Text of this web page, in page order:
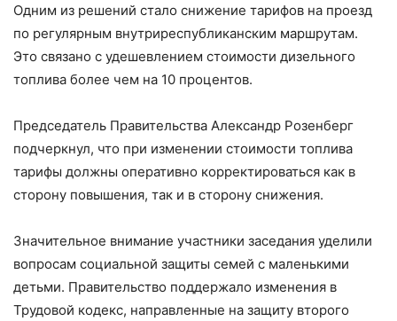
Одним из решений стало снижение тарифов на проезд
по регулярным внутриреспубликанским маршрутам.
Это связано с удешевлением стоимости дизельного
топлива более чем на 10 процентов.
Председатель Правительства Александр Розенберг
подчеркнул, что при изменении стоимости топлива
тарифы должны оперативно корректироваться как в
сторону повышения, так и в сторону снижения.
Значительное внимание участники заседания уделили
вопросам социальной защиты семей с маленькими
детьми. Правительство поддержало изменения в
Трудовой кодекс, направленные на защиту второго